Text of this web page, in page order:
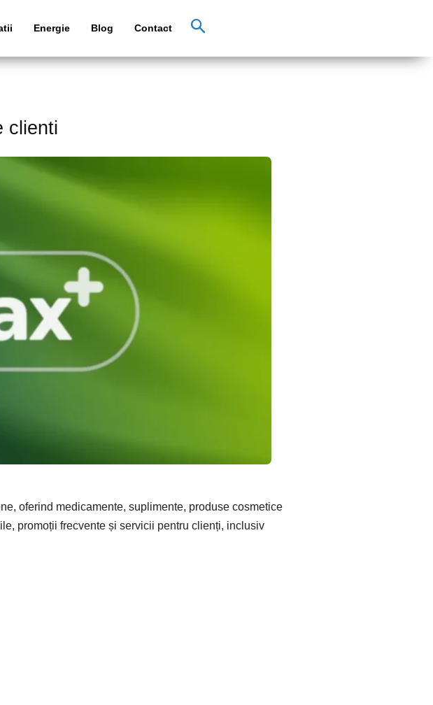
Energie Blog Contact
clienti
oferind medicamente, suplimente, produse cosmetice
promoții frecvente și servicii pentru clienți, inclusiv